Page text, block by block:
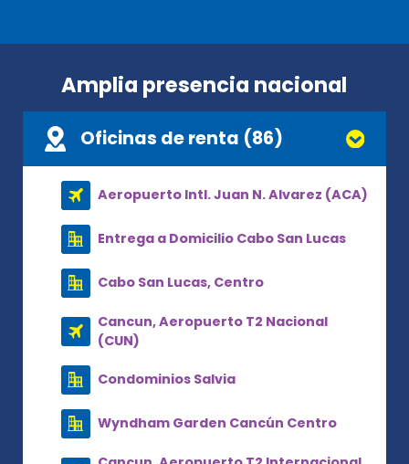
Amplia presencia nacional
Oficinas de renta (86)
Aeropuerto Intl. Juan N. Alvarez (ACA)
Entrega a Domicilio Cabo San Lucas
Cabo San Lucas, Centro
Cancun, Aeropuerto T2 Nacional
(CUN)
Condominios Salvia
Wyndham Garden Cancún Centro